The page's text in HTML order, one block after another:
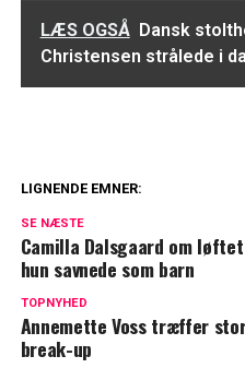
LÆS OGSÅ Dansk
Christensen strålede i
imellem tager
LIGNENDE EMNER:
SE NÆSTE
Camilla Dalsgaard om
hun savnede som barn
TOPNYHED
Annemette Voss træffer
break-up